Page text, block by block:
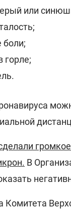
или
горле;
В
Комитета